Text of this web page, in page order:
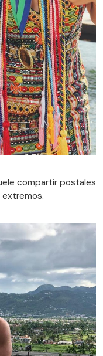
compartir postales